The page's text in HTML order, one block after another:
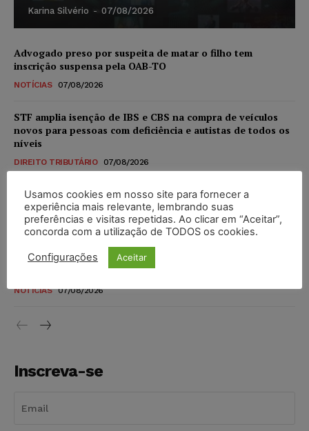
Karina Silvério - 07/08/2026
Advogado preso por suspeita de matar o filho tem
inscrição suspensa pela OAB-TO
NOTÍCIAS 07/08/2026
STF amplia isenção de IBS e CBS na compra de veículos
novos para pessoas com deficiência e autistas de todos os
níveis
DIREITO TRIBUTÁRIO 07/08/2026
Justiça do Trabalho mantém justa causa de empregado que
vendia canetas emagrecedoras no local de trabalho
NOTÍCIAS 07/08/2026
Justiça de SP decreta prisão de suspeito investigado na
NOTÍCIAS 07/08/2026
Inscreva-se
Usamos cookies em nosso site para fornecer a
experiência mais relevante, lembrando suas
preferências e visitas repetidas. Ao clicar em “Aceitar”,
concorda com a utilização de TODOS os cookies.
Configurações Aceitar